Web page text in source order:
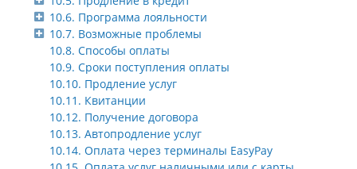
10.6. Программа лояльности
10.7. Возможные проблемы
10.8. Способы оплаты
10.9. Сроки поступления оплаты
10.10. Продление услуг
10.11. Квитанции
10.12. Получение договора
10.13. Автопродление услуг
10.14. Оплата через терминалы EasyPay